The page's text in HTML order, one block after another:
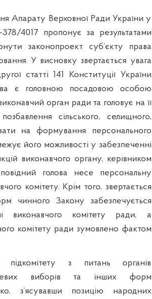
Апарату Верховної Ради України у
4017 пропонує за результатами
законопроект суб’єкту права
У висновку звертається увага
статті 141 Конституції України
є головною посадовою особою
орган ради та головує на її
позбавлення сільського, селищного,
на формування персонального
його можливості у забезпеченні
виконавчого органу, керівником
голова несе персональну
комітету. Крім того, звертається
чинного Закону забезпечується
виконавчого комітету ради, а
комітету ради зумовлено фактом
з питань органів
виборів та інших форм
з’ясувавши позицію народних